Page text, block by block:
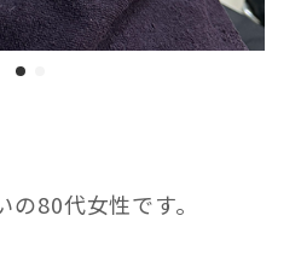
80代女性です。